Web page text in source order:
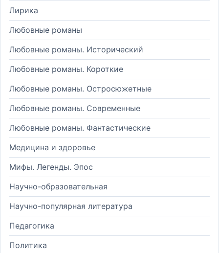
Лирика
Любовные романы
Любовные романы. Исторический
Любовные романы. Короткие
Любовные романы. Остросюжетные
Любовные романы. Современные
Любовные романы. Фантастические
Медицина и здоровье
Мифы. Легенды. Эпос
Научно-образовательная
Научно-популярная литература
Педагогика
Политика